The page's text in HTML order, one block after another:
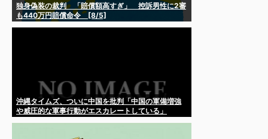
独身偽装の裁判 「賠償額高すぎ」 控訴男性に2審
も440万円賠償命令 [8/5]
沖縄タイムズ、ついに中国を批判「中国の軍備増強
や威圧的な軍事行動がエスカレートしている」